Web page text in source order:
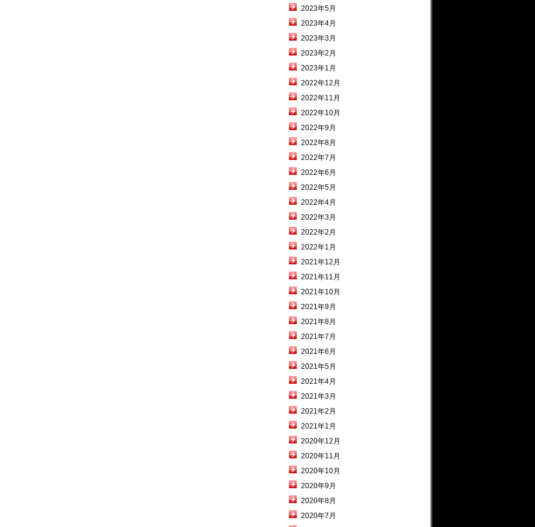
2023年5月
2023年4月
2023年3月
2023年2月
2023年1月
2022年12月
2022年11月
2022年10月
2022年9月
2022年8月
2022年7月
2022年6月
2022年5月
2022年4月
2022年3月
2022年2月
2022年1月
2021年12月
2021年11月
2021年10月
2021年9月
2021年8月
2021年7月
2021年6月
2021年5月
2021年4月
2021年3月
2021年2月
2021年1月
2020年12月
2020年11月
2020年10月
2020年9月
2020年8月
2020年7月